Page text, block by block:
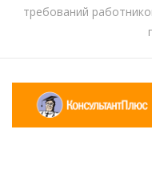
требований